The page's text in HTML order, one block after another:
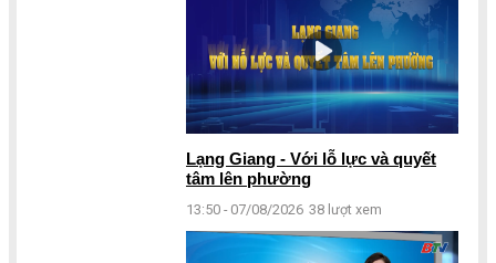
Lạng Giang - Với lỗ lực và quyết
tâm lên phường
13:50 - 07/08/2026 38 lượt xem